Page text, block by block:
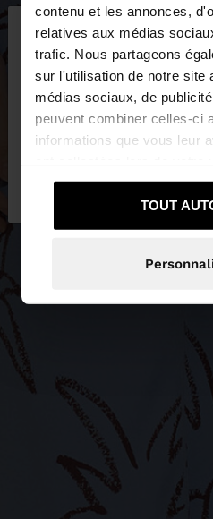
contenu et les annonces,
relatives aux médias
trafic. Nous partageons
sur l'utilisation de notre site
médias sociaux, de
peuvent combiner celles-ci
informations que vous leur
services.
TOUT
bonjour
Vous accédez au site
parcourir notre site au